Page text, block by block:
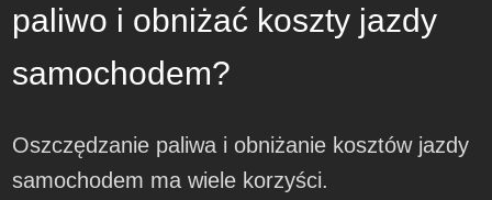
paliwo i obniżać koszty jazdy
samochodem?
Oszczędzanie paliwa i obniżanie kosztów jazdy
samochodem ma wiele korzyści.